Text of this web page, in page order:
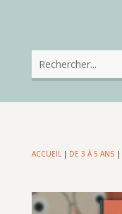
ACCUEIL| DE 3 À 5 ANS |